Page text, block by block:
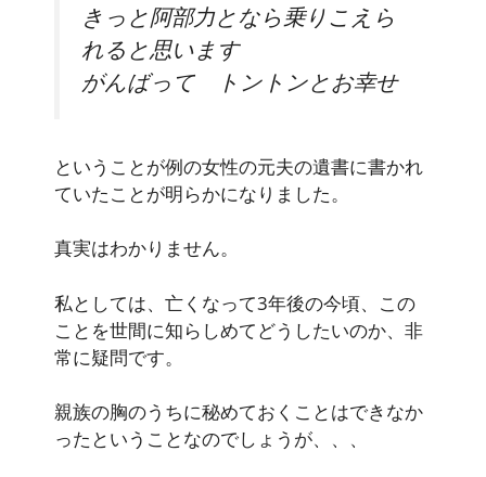
きっと阿部力となら乗りこえら
れると思います
がんばって トントンとお幸せ
ということが例の女性の元夫の遺書に書かれ
ていたことが明らかになりました。
真実はわかりません。
私としては、亡くなって3年後の今頃、この
ことを世間に知らしめてどうしたいのか、非
常に疑問です。
親族の胸のうちに秘めておくことはできなか
ったということなのでしょうが、、、